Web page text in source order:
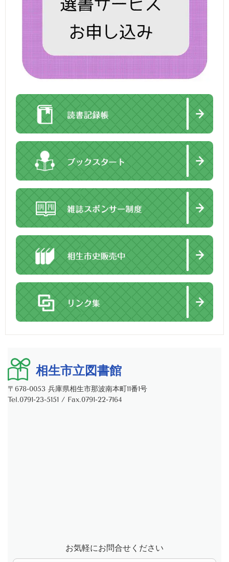
相生市立図書館
〒678-0053 兵庫県相生市那波南本町11番1号
Tel.0791-23-5151 / Fax.0791-22-7164
お気軽にお問合せください